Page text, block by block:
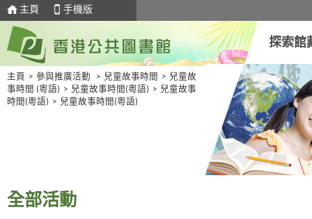
主頁 手機版
探索館
主頁 > 參與推廣活動 > 兒童故事時間 > 兒童故
事時間 (粵語) > 兒童故事時間(粵語) > 兒童故事
時間(粵語) > 兒童故事時間(粵語)
全部活動